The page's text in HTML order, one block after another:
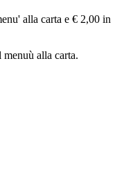
alla carta e € 2,00 in
alla carta.